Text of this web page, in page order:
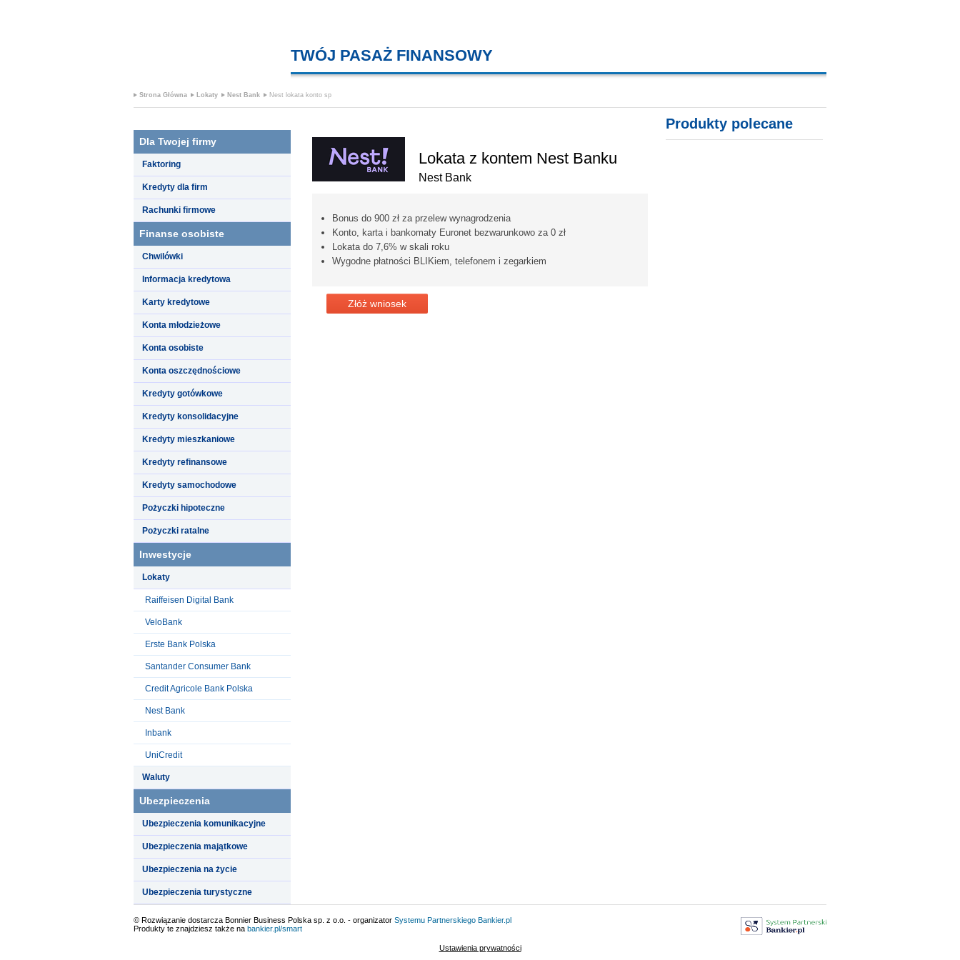
TWÓJ PASAŻ FINANSOWY
Strona Główna Lokaty Nest Bank Nest lokata konto sp
Dla Twojej firmy
Faktoring
Kredyty dla firm
Rachunki firmowe
Finanse osobiste
Chwilówki
Informacja kredytowa
Karty kredytowe
Konta młodzieżowe
Konta osobiste
Konta oszczędnościowe
Kredyty gotówkowe
Kredyty konsolidacyjne
Kredyty mieszkaniowe
Kredyty refinansowe
Kredyty samochodowe
Pożyczki hipoteczne
Pożyczki ratalne
Inwestycje
Lokaty
Raiffeisen Digital Bank
VeloBank
Erste Bank Polska
Santander Consumer Bank
Credit Agricole Bank Polska
Nest Bank
Inbank
UniCredit
Waluty
Ubezpieczenia
Ubezpieczenia komunikacyjne
Ubezpieczenia majątkowe
Ubezpieczenia na życie
Ubezpieczenia turystyczne
Lokata z kontem Nest Banku
Nest Bank
Bonus do 900 zł za przelew wynagrodzenia
Konto, karta i bankomaty Euronet bezwarunkowo za 0 zł
Lokata do 7,6% w skali roku
Wygodne płatności BLIKiem, telefonem i zegarkiem
Złóż wniosek
Produkty polecane
© Rozwiązanie dostarcza Bonnier Business Polska sp. z o.o. - organizator Systemu Partnerskiego Bankier.pl
Produkty te znajdziesz także na bankier.pl/smart
Ustawienia prywatności